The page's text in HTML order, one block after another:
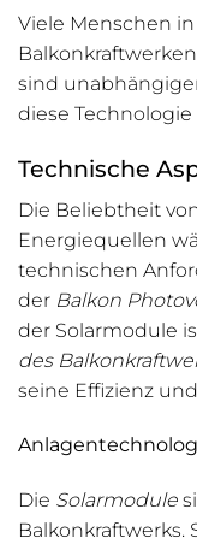
Viele Menschen
sind
diese
Technische
Die Beliebtheit
Energiequellen
technischen
der Balkon
der Solarmodule
des
seine Effizienz
Die Solarmodule
Balkonkraftwerks.